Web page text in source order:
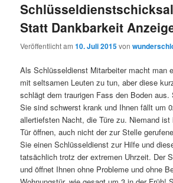
Statt Dankbarkeit
Veröffentlicht am10. Juli 2015von
Als Schlüsseldienst Mitarbeiter macht man
mit seltsamen Leuten zu tun, aber diese
schlägt dem traurigen Fass den Boden
Sie sind schwerst krank und Ihnen fällt um
allertiefsten Nacht, die Türe zu. Niemand ist
Tür öffnen, auch nicht der zur Stelle
Sie einen Schlüsseldienst zur Hilfe und
tatsächlich trotz der extremen Uhrzeit. Der
und öffnet Ihnen ohne Probleme und ohne